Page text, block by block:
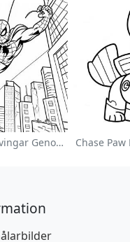
Spider Man Svingar Genom Staden Målarbild Chase